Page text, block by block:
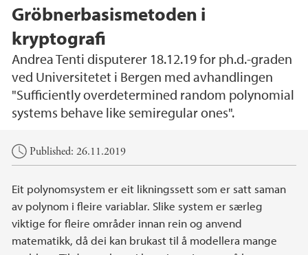
Gröbnerbasismetoden i
kryptografi
Andrea Tenti disputerer 18.12.19 for ph.d.-graden
ved Universitetet i Bergen med avhandlingen
"Sufficiently overdetermined random polynomial
systems behave like semiregular ones".
Main content
Published: 26.11.2019
Eit polynomsystem er eit likningssett som er satt saman
av polynom i fleire variablar. Slike system er særleg
viktige for fleire områder innan rein og anvend
matematikk, då dei kan brukast til å modellera mange